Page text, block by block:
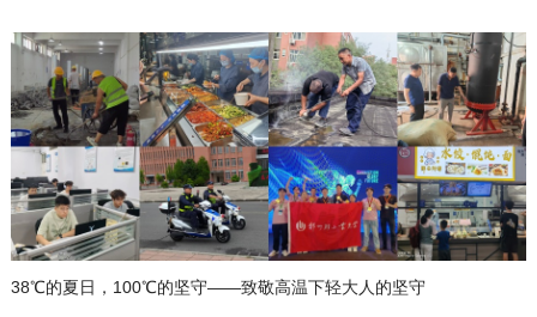
38℃的夏日，100℃的坚守——致敬高温下轻大人的坚守